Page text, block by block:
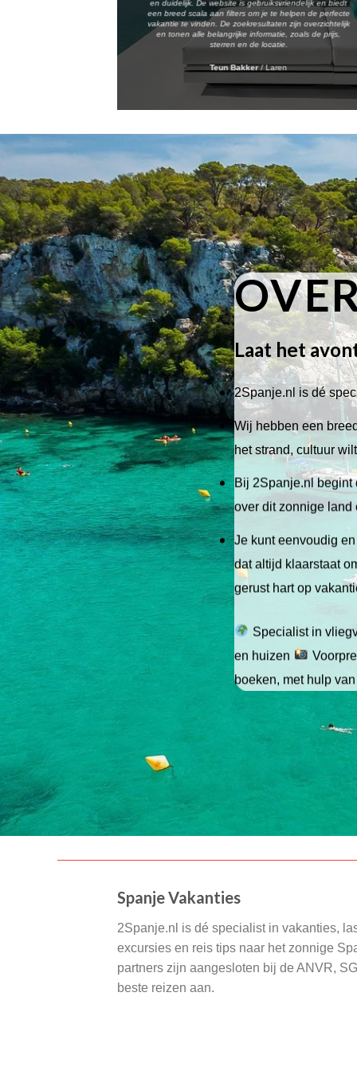
en duidelijk. De website is gebruiksvriendelijk en biedt
een breed scala aan filters om je te helpen de perfecte
vakantie te vinden. De zoekresultaten zijn overzichtelijk
en tonen alle belangrijke informatie, zoals de prijs,
sterren en de locatie.
Teun Bakker /Laren
Laat het
2Spanje.nl is dé
Wij hebben een
het strand, cultuur
Bij 2Spanje.nl begint
over dit zonnige land
Je kunt eenvoudig
dat altijd klaarstaat
gerust hart op
Specialist in
en huizen
boeken, met hulp
Spanje Vakanties
2Spanje.nl is dé specialist in vakanties,
excursies en reis tips naar het zonnige
partners zijn aangesloten bij de ANVR,
beste reizen aan.